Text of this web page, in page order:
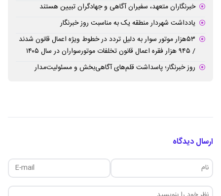
خبرنگاران متعهد، سفیران آگاهی و جهادگران تبیین هستند
یادداشت شهردار منطقه یک به مناسبت روز خبرنگار
۵۳هزار موتور سوار به دلیل تردد در خطوط ویژه اعمال قانون شدند
/ ۹۴۵ هزار فقره اعمال قانون تخلفات موتورسواران در سال ۱۴۰۵
روز خبرنگار؛ پاسداشت قلم‌های آگاهی‌بخش و مسئولیت‌مدار
ارسال دیدگاه